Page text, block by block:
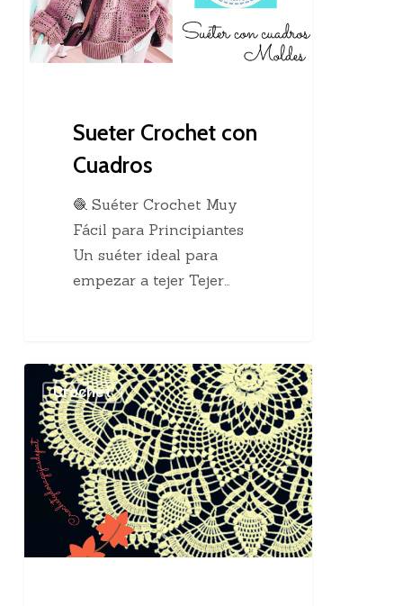
Cuadros
Sueter Crochet con
Cuadros
🧶 Suéter Crochet Muy
Fácil para Principiantes
Un suéter ideal para
empezar a tejer Tejer…
Carpeta
Centro
de
mesa
crochet
Crochet